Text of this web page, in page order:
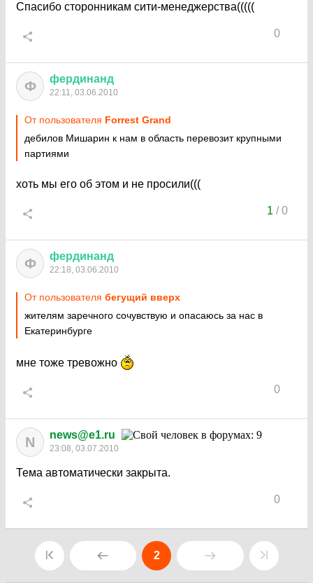
Спасибо сторонникам сити-менеджерства(((((
0
Ф фердинанд
22:11, 03.06.2010
От пользователя Forrest Grand
дебилов Мишарин к нам в область перевозит крупными
партиями
хоть мы его об этом и не просили(((
1 /0
Ф фердинанд
22:18, 03.06.2010
От пользователя бегущий вверх
жителям заречного сочувствую и опасаюсь за нас в
Екатеринбурге
мне тоже тревожно
0
N news@e1.ru
23:08, 03.07.2010
Тема автоматически закрыта.
0
2